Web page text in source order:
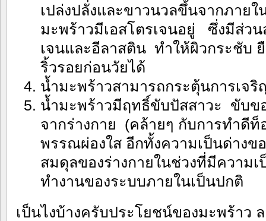
เปล่งปลั่งและขาวนวลขึ้นจากภาย
มะพร้าวมีเอสโตรเจนอยู่ ซึ่งมีส่ว
เจนและอีลาสติน ทำให้ผิวกระชับ
ริ้วรอยก่อนวัยได้
น้ำมะพร้าวสามารถกระตุ้นการเจ
น้ำมะพร้าวมีฤทธิ์ขับปัสสาวะ ขับข
จากร่างกาย (คล้ายๆ กับการทำดี
พรรณผ่องใส อีกทั้งความเป็นด่างข
สมดุลของร่างกายในช่วงที่มีความ
ทำงานของระบบภายในเป็นปกติ
เป็นไงบ้างครับประโยชน์ของมะพร้าว